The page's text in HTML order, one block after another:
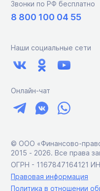
Звонки по РФ бесплатно
8 800 100 04 55
Наши социальные сети
Онлайн-чат
© ООО «Финансово-
2015 ‑ 2026. Все права
ОГРН - 1167847164121
Правовая информация
Политика в отношении